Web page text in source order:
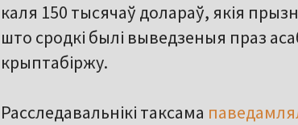
каля 150 тысячаў долараў, якія
што сродкі былі выведзеныя праз
крыптабіржу.
Расследавальнікі таксама